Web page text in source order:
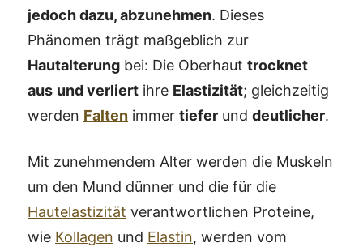
jedoch dazu, abzunehmen. Dieses
Phänomen trägt maßgeblich zur
Hautalterung bei: Die Oberhaut trocknet
aus und verliert ihre Elastizität; gleichzeitig
werden Falten immer tiefer und deutlicher.
Mit zunehmendem Alter werden die Muskeln
um den Mund dünner und die für die
Hautelastizität verantwortlichen Proteine, ​​
wie Kollagen und Elastin, werden vom